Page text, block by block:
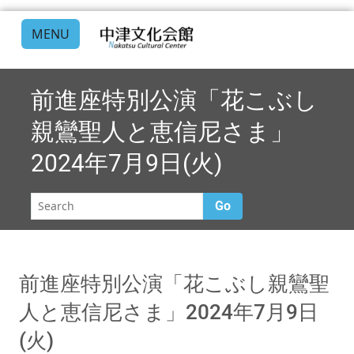
MENU
前進座特別公演「花こぶし
親鸞聖人と恵信尼さま」
2024年7月9日(火)
Go
前進座特別公演「花こぶし親鸞聖
人と恵信尼さま」2024年7月9日
(火)